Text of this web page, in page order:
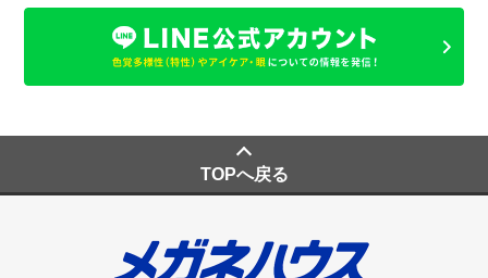
TOPへ戻る